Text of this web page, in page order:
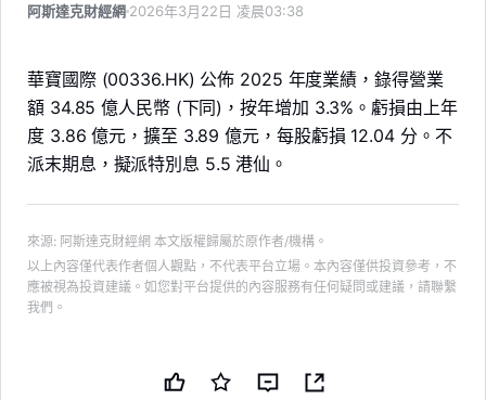
阿斯達克財經網 2026年3月22日 凌晨03:38
華寶國際 (00336.HK) 公佈 2025 年度業績，錄得營業
額 34.85 億人民幣 (下同)，按年增加 3.3%。虧損由上年
度 3.86 億元，擴至 3.89 億元，每股虧損 12.04 分。不
派末期息，擬派特別息 5.5 港仙。
來源: 阿斯達克財經網 本文版權歸屬於原作者/機構。
以上內容僅代表作者個人觀點，不代表平台立場。本內容僅供投資參考，不
應被視為投資建議。如您對平台提供的內容服務有任何疑問或建議，請聯繫
我們。